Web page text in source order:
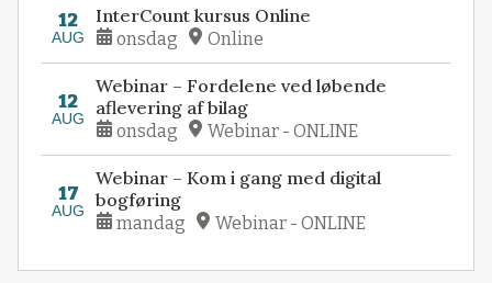
12
AUG
InterCount kursus Online
onsdag Online
12
AUG
Webinar – Fordelene ved løbende
aflevering af bilag
onsdag Webinar - ONLINE
17
AUG
Webinar – Kom i gang med digital
bogføring
mandag Webinar - ONLINE